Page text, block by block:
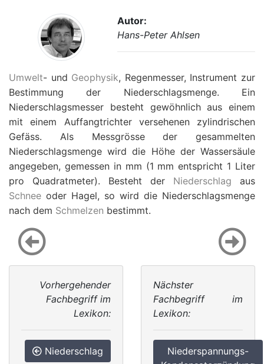
Autor:
Hans-Peter Ahlsen
Umwelt- und Geophysik, Regenmesser, Instrument zur
Bestimmung der Niederschlagsmenge. Ein
Niederschlagsmesser besteht gewöhnlich aus einem
mit einem Auffangtrichter versehenen zylindrischen
Gefäss. Als Messgrösse der gesammelten
Niederschlagsmenge wird die Höhe der Wassersäule
angegeben, gemessen in mm (1 mm entspricht 1 Liter
pro Quadratmeter). Besteht der Niederschlag aus
Schnee oder Hagel, so wird die Niederschlagsmenge
nach dem Schmelzen bestimmt.
Vorhergehender
Fachbegriff im
Lexikon:
Niederschlag
Nächster
Fachbegriff im
Lexikon:
Niederspannungs-